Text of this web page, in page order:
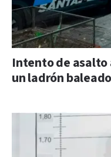
Intento de asalto
un ladrón